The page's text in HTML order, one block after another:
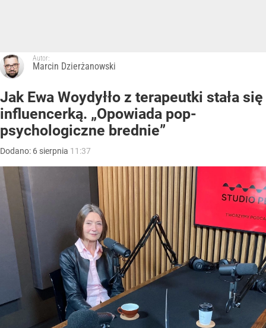
Autor:
Marcin Dzierżanowski
Jak Ewa Woydyłło z terapeutki stała się
influencerką. „Opowiada pop-
psychologiczne brednie”
Dodano: 6 sierpnia 11:37